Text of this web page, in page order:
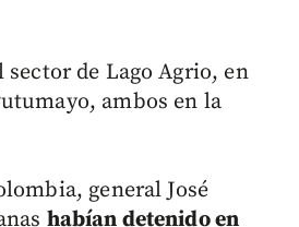
sector de Lago Agrio, en
ambos en la
general José
habían detenido en